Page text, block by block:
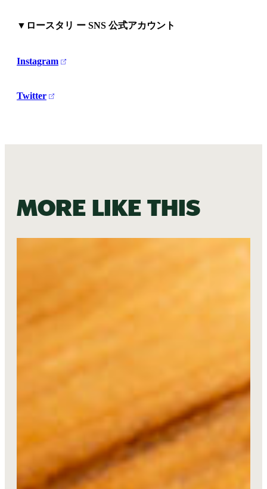
▼ロースタリ ー SNS 公式アカウント
Instagram
Twitter
More like this